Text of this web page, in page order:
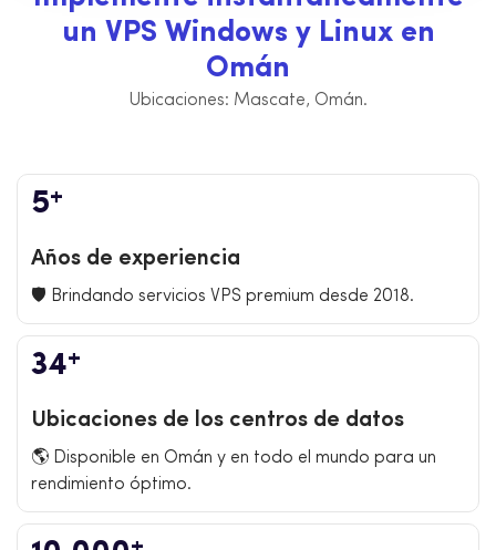
un VPS Windows y Linux en
Omán
Ubicaciones: Mascate, Omán.
5+
Años de experiencia
🛡️ Brindando servicios VPS premium desde 2018.
34+
Ubicaciones de los centros de datos
🌎 Disponible en Omán y en todo el mundo para un
rendimiento óptimo.